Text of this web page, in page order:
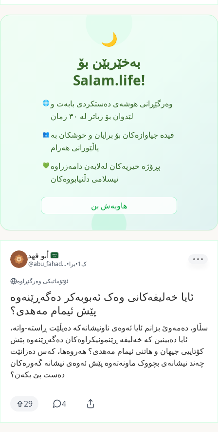
🌙
بەخێربێن بۆ
Salam.life!
🌐 وەرگێڕانی هوشەی دەستکردی بابەت و
لێدوان بۆ زیاتر لە ٣٠ زمان
👥 فیدە جیاوازەکان بۆ برایان و خوشکان بە
پاڵێورانی ھەرام
💚 پڕۆژە خیریەکان لەلایەن دامەزراوە
ئیسلامی دڵنیابووەکان
هاوبەش بن
أبو فهد
@abu_fahad_sa
•برا• 1ک
ئۆتۆماتیکی وەرگێڕاوە
ئایا خەلیفەکانی وەک ئەبوبەکر دەگەڕێنەوە
پێش ئیمام مەهدی؟
سڵاو، دەمەوێ بزانم ئایا ئەوەی ناونیشانەکە دەیڵێت ڕاستە-واتە،
ئایا دەبینین کە خەلیفە ڕێنمونیکراوەکان دەگەڕێنەوە پێش
کۆتاییی جیهان و هاتنی ئیمام مەهدی؟ هەروەها، کەس دەزانێت
چەند نیشانەی بچووک ماونەتەوە پێش ئەوەی نیشانە گەورەکان
دەست پێ بکەن؟
29 4